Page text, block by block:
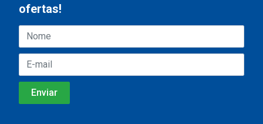
ofertas!